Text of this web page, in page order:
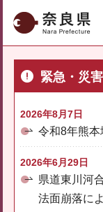
奈良県
緊急・災
2026年8月7日
令和8年熊本
2026年6月29日
県道東川河
法面崩落に